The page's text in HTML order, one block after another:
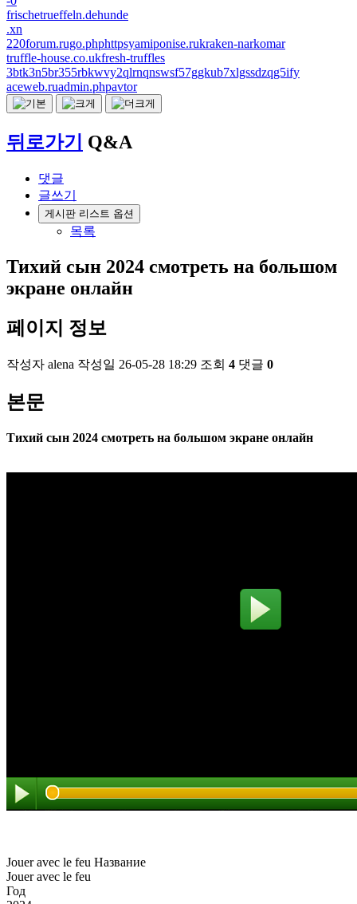
frischetrueffeln.dehunde
.xn
220forum.rugo.phphttpsyamiponise.rukraken-narkomar
truffle-house.co.ukfresh-truffles
3btk3n5br355rbkwvy2qlrnqnswsf57ggkub7xlgssdzqg5ify
aceweb.ruadmin.phpavtor
뒤로가기 Q&A
댓글
글쓰기
게시판 리스트 옵션
목록
Тихий сын 2024 смотреть на большом
экране онлайн
페이지 정보
작성자 alena 작성일 26-05-28 18:29 조회 4 댓글 0
본문
Тихий сын 2024 смотреть на большом экране онлайн
Jouer avec le feu Название
Jouer avec le feu
Год